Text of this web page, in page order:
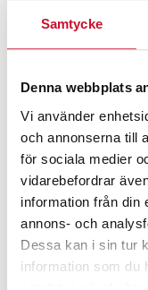
Samtycke
Denna webbplats
Vi använder
och annonserna till
för sociala medier
vidarebefordrar
information från din
annons- och
Dessa kan i sin tur
information som du